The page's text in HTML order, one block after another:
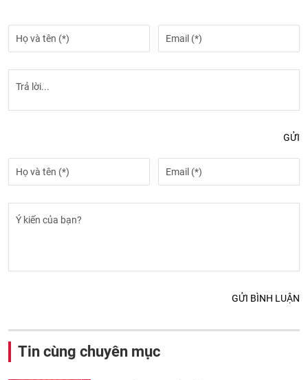
GỬI
GỬI BÌNH LUẬN
Tin cùng chuyên mục